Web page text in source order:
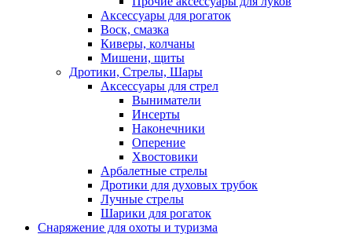
Аксессуары для рогаток
Воск, смазка
Киверы, колчаны
Мишени, щиты
Дротики, Стрелы, Шары
Аксессуары для стрел
Выниматели
Инсерты
Наконечники
Оперение
Хвостовики
Арбалетные стрелы
Дротики для духовых трубок
Лучные стрелы
Шарики для рогаток
Снаряжение для охоты и туризма